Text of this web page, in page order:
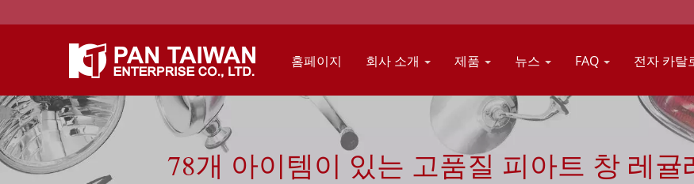
홈페이지 회사 소개 제품 뉴스 FAQ 전자 카탈
78개 아이템이 있는 고품질 피아트 창 레귤